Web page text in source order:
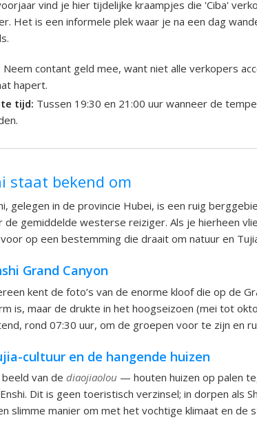
vind je hier tijdelijke kraampjes die 'Ciba'
Het is een informele plek waar je na een dag
Neem contant geld mee, want niet alle verkopers
hapert.
tijd: Tussen 19:30 en 21:00 uur wanneer de
staat bekend om
gelegen in de provincie Hubei, is een ruig
de gemiddelde westerse reiziger. Als je hierheen
op een bestemming die draait om natuur en
Grand Canyon
kent de foto’s van de enorme kloof die op de
is, maar de drukte in het hoogseizoen (mei tot
rond 07:30 uur, om de groepen voor te zijn en
cultuur en de hangende huizen
van de diaojiaolou — houten huizen op palen
Dit is geen toeristisch verzinsel; in dorpen als
slimme manier om met het vochtige klimaat en de